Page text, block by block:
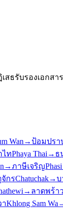
สธรับรองเอกสา
Wan →ป้อมปรา
ทPhaya Thai → ธ
→ภาษีเจริญ
จักรChatuchak→บ
→ ลาดพร้าว
Khlong Sam Wa